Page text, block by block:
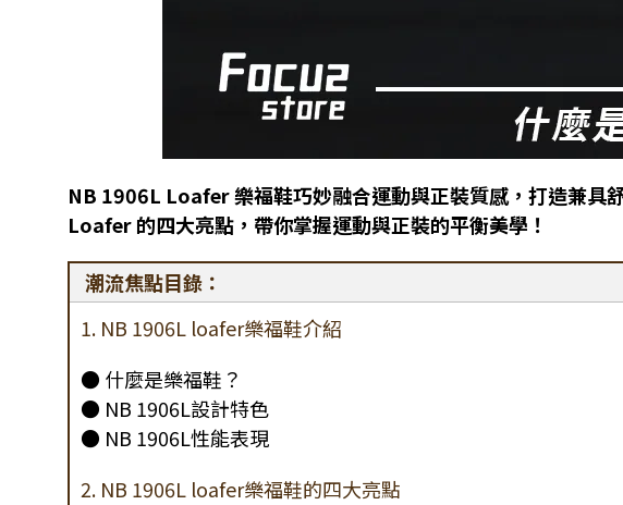
NB 1906L Loafer 樂福鞋巧妙融合運動與正裝質感，打造兼具
Loafer 的四大亮點，帶你掌握運動與正裝的平衡美學！
潮流焦點目錄：
1. NB 1906L loafer樂福鞋介紹
● 什麼是樂福鞋？
● NB 1906L設計特色
● NB 1906L性能表現
2. NB 1906L loafer樂福鞋的四大亮點